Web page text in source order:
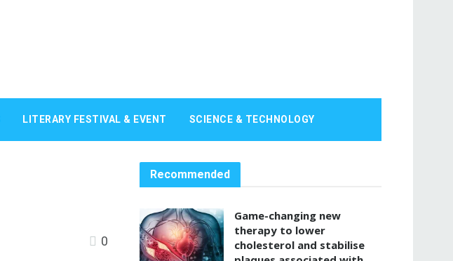
LITERARY FESTIVAL & EVENT SCIENCE & TECHNOLOGY
0
Recommended
Game-changing new
therapy to lower
cholesterol and stabilise